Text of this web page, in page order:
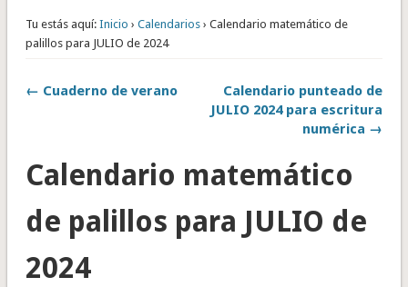
Tu estás aquí: Inicio › Calendarios› Calendario matemático de
palillos para JULIO de 2024
← Cuaderno de verano
Calendario punteado de
JULIO 2024 para escritura
numérica →
Calendario matemático
de palillos para JULIO de
2024